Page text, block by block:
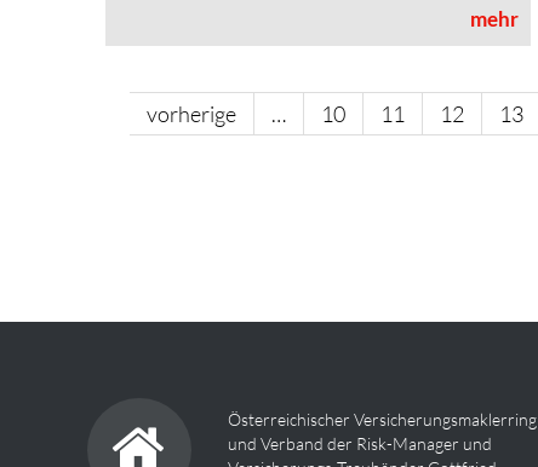
mehr
vorherige … 10 11 12 13
Österreichischer Versicherungsmaklerring
und Verband der Risk-Manager und